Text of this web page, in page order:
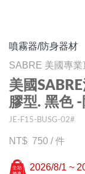
噴霧器/防身器材
SABRE 美國專
美國
膠型. 黑色
JE-F15-BUSG-02#
750 /件
2026/8/1 ~